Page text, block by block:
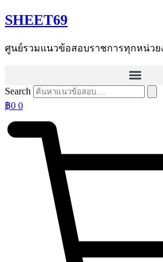
Skip
to
SHEET69
ศูนย์รวมแนวข้อสอบราชการทุกหน่วย
Search
฿0 0